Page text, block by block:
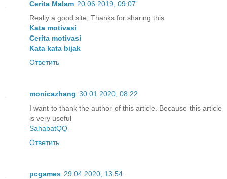
Cerita Malam 20.06.2019, 09:07
Really a good site, Thanks for sharing this
Kata motivasi
Cerita motivasi
Kata kata bijak
Ответить
monicazhang 30.01.2020, 08:22
I want to thank the author of this article. Because this article
is very useful
SahabatQQ
Ответить
pcgames 29.04.2020, 13:54